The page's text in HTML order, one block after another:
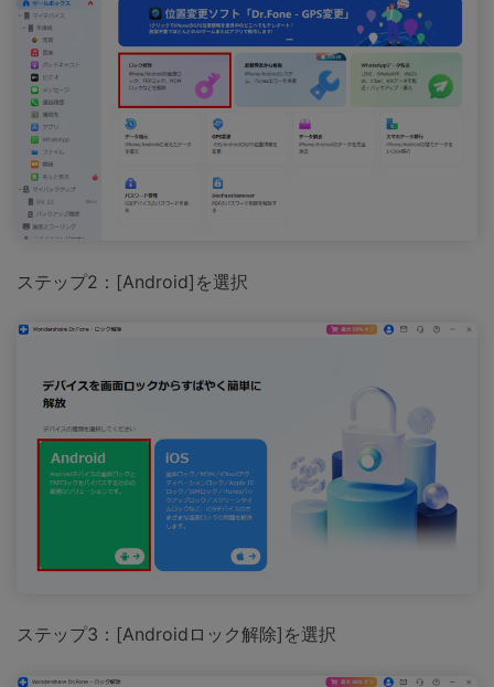
ステップ2：[Android]を選択
ステップ3：[Androidロック解除]を選択